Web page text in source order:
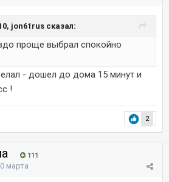
jon61rus сказал:
проще выбрал спокойно
- дошел до дома 15 минут и
!
2
111
марта